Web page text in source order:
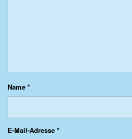
Name *
E-Mail-Adresse *